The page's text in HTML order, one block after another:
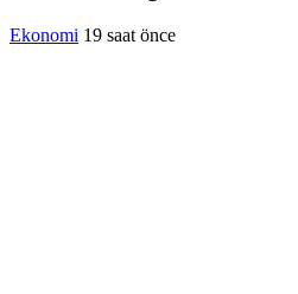
Ekonomi 19 saat önce